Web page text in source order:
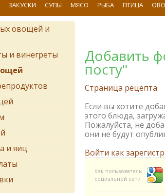
ЗАКУСКИ СУПЫ МЯСО РЫБА ПТИЦА
Добавить
посту"
Страница рецепта
Если вы хотите
этого блюда,
Пожалуйста, не
они не будут
Войти как
Как пользователь
социальной сети
овощей и
и винегреты
и яиц